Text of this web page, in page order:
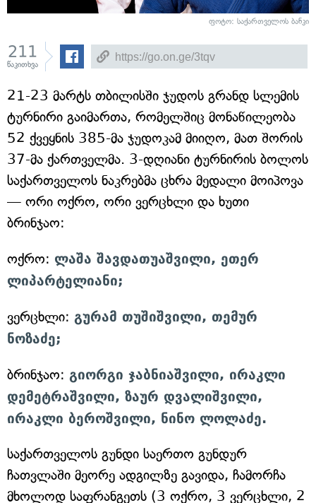
ფოტო: საქართველოს ბანკი
211
წაკითხვა
21-23 მარტს თბილისში ჯუდოს გრანდ სლემის
ტურნირი გაიმართა, რომელშიც მონაწილეობა
52 ქვეყნის 385-მა ჯუდოკამ მიიღო, მათ შორის
37-მა ქართველმა. 3-დღიანი ტურნირის ბოლოს
საქართველოს ნაკრებმა ცხრა მედალი მოიპოვა
— ორი ოქრო, ორი ვერცხლი და ხუთი
ბრინჯაო:
ოქრო: ლაშა შავდათუაშვილი, ეთერ
ლიპარტელიანი;
ვერცხლი: გურამ თუშიშვილი, თემურ
ნოზაძე;
ბრინჯაო: გიორგი ჯაბნიაშვილი, ირაკლი
დემეტრაშვილი, ზაურ დვალიშვილი,
ირაკლი ბეროშვილი, ნინო ლოლაძე.
საქართველოს გუნდი საერთო გუნდურ
ჩათვლაში მეორე ადგილზე გავიდა, ჩამორჩა
მხოლოდ საფრანგეთს (3 ოქრო, 3 ვერცხლი, 2